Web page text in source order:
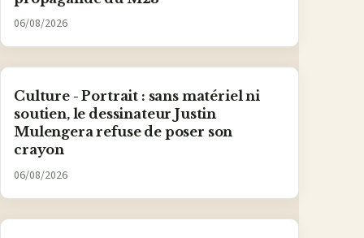
06/08/2026
Culture - Portrait : sans matériel ni
soutien, le dessinateur Justin
Mulengera refuse de poser son
crayon
06/08/2026